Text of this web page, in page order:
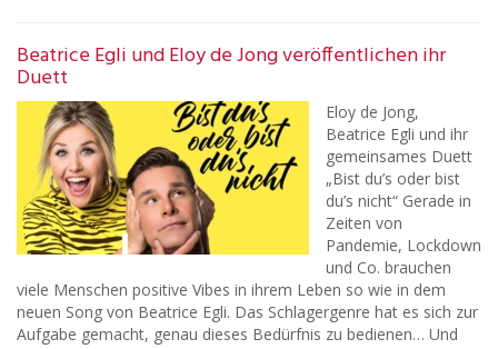
Beatrice Egli und Eloy de Jong veröffentlichen ihr
Duett
Eloy de Jong,
Beatrice Egli und ihr
gemeinsames Duett
„Bist du’s oder bist
du’s nicht“ Gerade in
Zeiten von
Pandemie, Lockdown
und Co. brauchen
viele Menschen positive Vibes in ihrem Leben so wie in dem
neuen Song von Beatrice Egli. Das Schlagergenre hat es sich zur
Aufgabe gemacht, genau dieses Bedürfnis zu bedienen… Und